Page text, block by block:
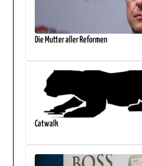
Die Mutter aller Reformen
Catwalk